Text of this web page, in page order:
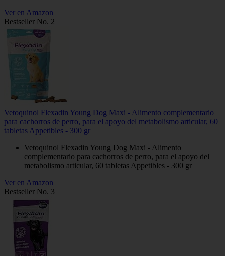
Ver en Amazon
Bestseller No. 2
Vetoquinol Flexadin Young Dog Maxi - Alimento complementario
para cachorros de perro, para el apoyo del metabolismo articular, 60
tabletas Appetibles - 300 gr
Vetoquinol Flexadin Young Dog Maxi - Alimento
complementario para cachorros de perro, para el apoyo del
metabolismo articular, 60 tabletas Appetibles - 300 gr
Ver en Amazon
Bestseller No. 3